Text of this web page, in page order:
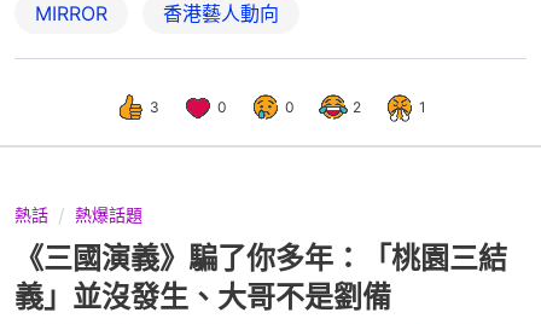
MIRROR 香港藝人動向
3 0 0 2 1
熱話 熱爆話題
《三國演義》騙了你多年：「桃園三結
義」並沒發生、大哥不是劉備